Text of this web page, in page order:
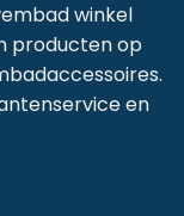
winkel
producten op
en